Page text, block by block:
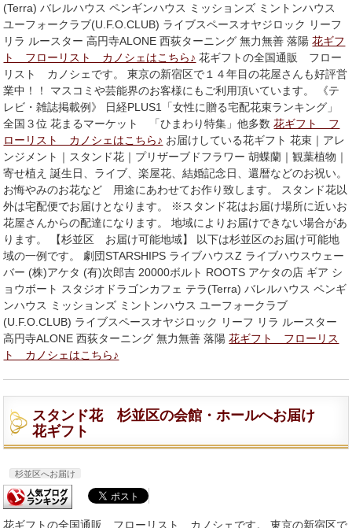
(Terra) バレルハウス ペンギンハウス ミッションズ ミントンハウス
ユーフォークラブ(U.F.O.CLUB) ライブスペースオヤジロック リーフ
リラ ルースター 高円寺ALONE 西荻ターニング 無力無善 落陽花ギフ
ト フローリスト カノシェはこちら♪ 花ギフトの全国通販 フロー
リスト カノシェです。 東京の新宿区で１４年目の花屋さんも好評営
業中！！ マスコミや芸能界のお客様にもご利用頂いています。 《テ
レビ・雑誌掲載例》 日経PLUS1「女性に贈る宅配花束ランキング」
全国３位 花まるマーケット 「ひまわり特集」他多数花ギフト フ
ローリスト カノシェはこちら♪ お届けしている花ギフト 花束｜アレ
ンジメント｜スタンド花｜プリザーブドフラワー 胡蝶蘭｜観葉植物｜
寄せ植え 誕生日、ライブ、楽屋花、結婚記念日、還暦などのお祝い。
お悔やみのお花など 用途にあわせてお作り致します。 スタンド花以
外は宅配便でお届けとなります。 ※スタンド花はお届け場所に近いお
花屋さんからの配達になります。 地域によりお届けできない場合があ
ります。 【杉並区 お届け可能地域】 以下は杉並区のお届け可能地
域の一例です。 劇団STARSHIPS ライブハウスZ ライブハウスウェー
バー (株)アケタ (有)次郎吉 20000ボルト ROOTS アケタの店 ギア シ
ョウボート スタジオドラゴンカフェ テラ(Terra) バレルハウス ペンギ
ンハウス ミッションズ ミントンハウス ユーフォークラブ
(U.F.O.CLUB) ライブスペースオヤジロック リーフ リラ ルースター
高円寺ALONE 西荻ターニング 無力無善 落陽花ギフト フローリス
ト カノシェはこちら♪
スタンド花 杉並区の会館・ホールへお届け
花ギフト
杉並区へお届け
花ギフトの全国通販 フローリスト カノシェです。 東京の新宿区で